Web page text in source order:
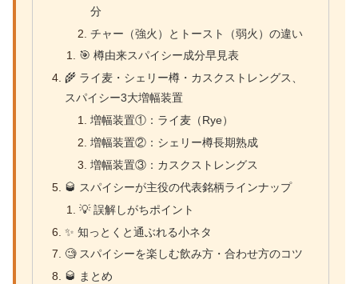
分
チャー（強火）とトースト（弱火）の違い
🎯 樽由来スパイシー成分早見表
🌾 ライ麦・シェリー樽・カスクストレングス、
スパイシー3大増幅装置
増幅装置①：ライ麦（Rye）
増幅装置②：シェリー樽長期熟成
増幅装置③：カスクストレングス
🥃 スパイシーが主役の代表銘柄ラインナップ
💡 誤解しがちポイント
✨ 知っとくと通ぶれる小ネタ
🧐 スパイシーを楽しむ飲み方・合わせ方のコツ
🥃 まとめ